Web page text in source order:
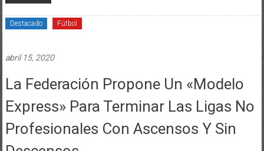
Destacado Fútbol
abril 15, 2020
La Federación Propone Un «modelo
Express» Para Terminar Las Ligas No
Profesionales Con Ascensos Y Sin